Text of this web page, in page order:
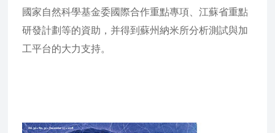
國家自然科學基金委國際合作重點專項、江蘇省重點
研發計劃等的資助，并得到蘇州納米所分析測試與加
工平台的大力支持。